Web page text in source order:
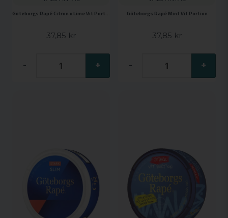
Göteborgs Rapé Citron x Lime Vit Portion
37,85 kr
- +
Göteborgs Rapé Mint Vit Portion
37,85 kr
- +